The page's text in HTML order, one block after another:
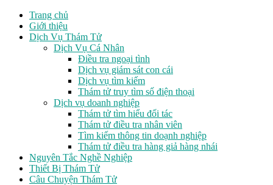
Trang chủ
Giới thiệu
Dịch Vụ Thám Tử
Dịch Vụ Cá Nhân
Điều tra ngoại tình
Dịch vụ giám sát con cái
Dịch vụ tìm kiếm
Thám tử truy tìm số điện thoại
Dịch vụ doanh nghiệp
Thám tử tìm hiểu đối tác
Thám tử điều tra nhân viên
Tìm kiếm thông tin doạnh nghiệp
Thám tử điều tra hàng giả hàng nhái
Nguyên Tắc Nghề Nghiệp
Thiết Bị Thám Tử
Câu Chuyện Thám Tử